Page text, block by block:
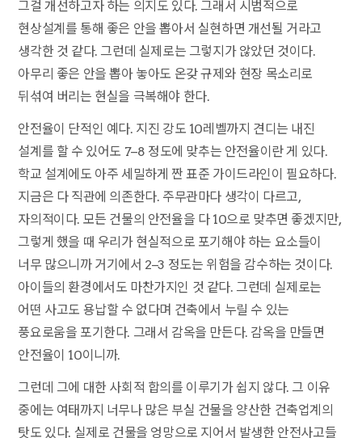
그걸 개선하고자 하는 의지도 있다. 그래서 시범적으로
현상설계를 통해 좋은 안을 뽑아서 실현하면 개선될 거라고
생각한 것 같다. 그런데 실제로는 그렇지가 않았던 것이다.
아무리 좋은 안을 뽑아 놓아도 온갖 규제와 현장 목소리로
뒤섞여 버리는 현실을 극복해야 한다.
안전율이 단적인 예다. 지진 강도 10레벨까지 견디는 내진
설계를 할 수 있어도 7–8 정도에 맞추는 안전율이란 게 있다.
학교 설계에도 아주 세밀하게 짠 표준 가이드라인이 필요하다.
지금은 다 직관에 의존한다. 주무관마다 생각이 다르고,
자의적이다. 모든 건물의 안전율을 다 10으로 맞추면 좋겠지만,
그렇게 했을 때 우리가 현실적으로 포기해야 하는 요소들이
너무 많으니까 거기에서 2–3 정도는 위험을 감수하는 것이다.
아이들의 환경에서도 마찬가지인 것 같다. 그런데 실제로는
어떤 사고도 용납할 수 없다며 건축에서 누릴 수 있는
풍요로움을 포기한다. 그래서 감옥을 만든다. 감옥을 만들면
안전율이 10이니까.
그런데 그에 대한 사회적 합의를 이루기가 쉽지 않다. 그 이유
중에는 여태까지 너무나 많은 부실 건물을 양산한 건축업계의
탓도 있다. 실제로 건물을 엉망으로 지어서 발생한 안전사고들